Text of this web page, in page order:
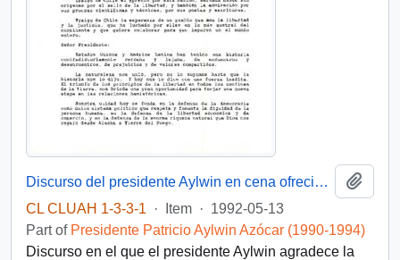
Discurso del presidente Aylwin en cena ofrecida por el presidente de Estados Unidos, D. George Bush
CL CLUAH 1-3-3-1
· Item · 1992-05-13
Part of Presidente Patricio Aylwin Azócar (1990-1994)
Discurso en el que el presidente Aylwin agradece la